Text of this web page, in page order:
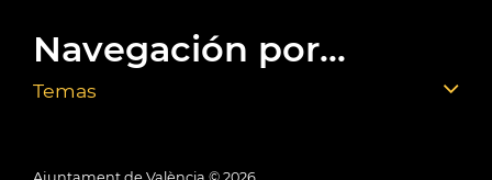
Navegación por...
Temas